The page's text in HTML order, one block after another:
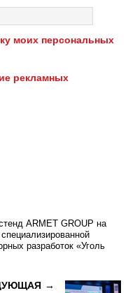
моих персональных
рекламных
ARMET GROUP на
разработок «Уголь